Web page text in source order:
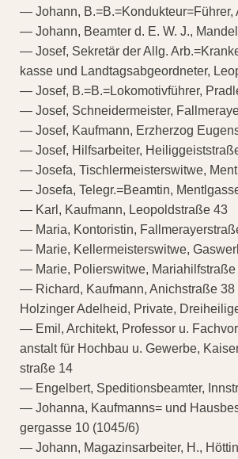
— Johann, B.=B.=Kondukteur=Führer,
— Johann, Beamter d. E. W. J.,
— Josef, Sekretär der Allg.
kasse und Landtagsabgeordneter,
— Josef, B.=B.=Lokomotivführer,
— Josef, Schneidermeister,
— Josef, Kaufmann, Erzherzog
— Josef, Hilfsarbeiter,
— Josefa, Tischlermeisterswitwe,
— Josefa, Telegr.=Beamtin,
— Karl, Kaufmann, Leopoldstraße 43
— Maria, Kontoristin,
— Marie, Kellermeisterswitwe,
— Marie, Polierswitwe, Mariahilfstraße
— Richard, Kaufmann, Anichstraße 38
Holzinger Adelheid, Private,
— Emil, Architekt, Professor u.
anstalt für Hochbau u. Gewerbe,
straße 14
— Engelbert, Speditionsbeamter,
— Johanna, Kaufmanns= und
gergasse 10 (1045/6)
— Johann, Magazinsarbeiter, H.,